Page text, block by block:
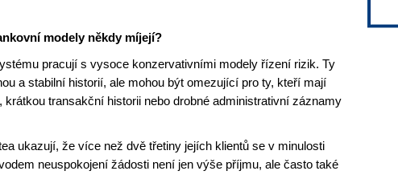
modely někdy míjejí?
pracují s vysoce konzervativními modely řízení rizik. Ty
a stabilní historií, ale mohou být omezující pro ty, kteří mají
krátkou transakční historii nebo drobné administrativní záznamy
ukazují, že více než dvě třetiny jejích klientů se v minulosti
neuspokojení žádosti není jen výše příjmu, ale často také